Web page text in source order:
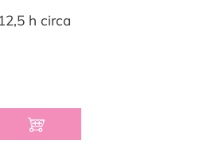
h circa